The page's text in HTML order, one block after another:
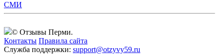
СМИ
© Отзывы Перми.
Контакты Правила сайта
Служба поддержки: support@otzyvy59.ru